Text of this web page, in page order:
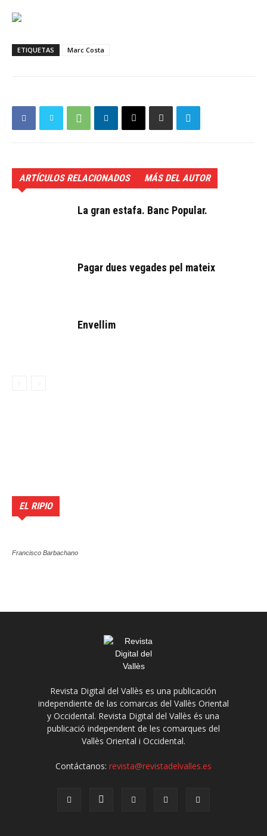
ETIQUETAS Marc Costa
ARTÍCULOS RELACIONADOS MÁS DEL AUTOR
La gran estafa. Banc Popular.
Pagar dues vegades pel mateix
Envellim
EL RIPIO
Francisco Barbachano
Revista Digital del Vallès es una publicación
independiente de las comarcas del Vallès Oriental
y Occidental. Revista Digital del Vallès és una
publicació independent de les comarques del
Vallès Oriental i Occidental.
Contáctanos: revista@revistadelvalles.es